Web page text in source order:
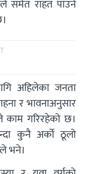
समेत राहत पाउने
अहिलेका जनता
र भावनाअनुसार
काम गरिरहेको छ।
कुनै अर्को ठूलो
भने।